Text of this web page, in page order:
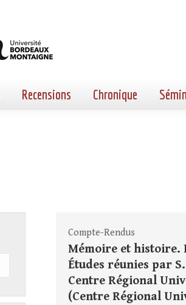
Recensions Chronique
Compte-Rendus
Mémoire et histoire.
Études réunies par
Centre Régional
(Centre Régional